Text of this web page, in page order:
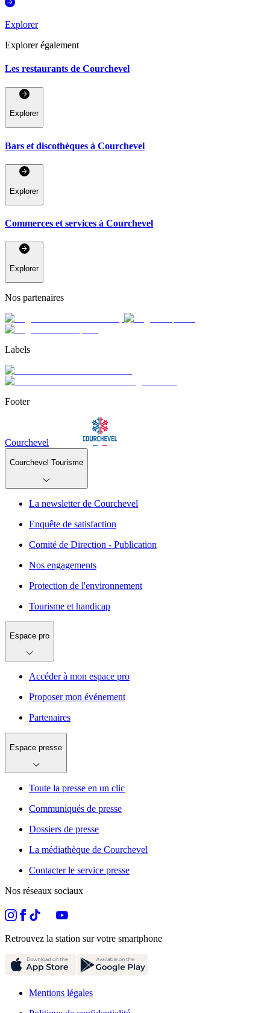
Explorer
Explorer également
Les restaurants de Courchevel
Explorer
Bars et discothèques à Courchevel
Explorer
Commerces et services à Courchevel
Explorer
Nos partenaires
Labels
Footer
Courchevel
Courchevel Tourisme
La newsletter de Courchevel
Enquête de satisfaction
Comité de Direction - Publication
Nos engagements
Protection de l'environnement
Tourisme et handicap
Espace pro
Accéder à mon espace pro
Proposer mon événement
Partenaires
Espace presse
Toute la presse en un clic
Communiqués de presse
Dossiers de presse
La médiathèque de Courchevel
Contacter le service presse
Nos réseaux sociaux
Retrouvez la station sur votre smartphone
Mentions légales